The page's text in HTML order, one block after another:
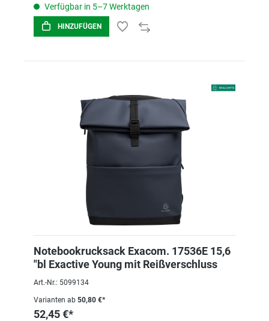
Verfügbar in 5–7 Werktagen
HINZUFÜGEN
Notebookrucksack Exacom. 17536E 15,6
"bl Exactive Young mit Reißverschluss
Art.-Nr.: 5099134
Varianten ab 50,80 €*
52,45 €*